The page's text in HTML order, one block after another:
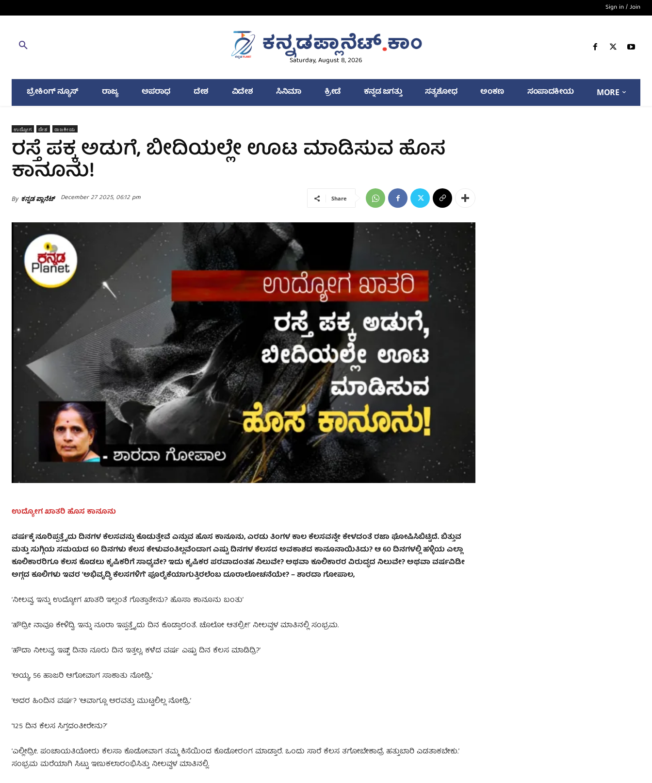
Sign in / Join
Saturday, August 8, 2026
ಬ್ರೇಕಿಂಗ್ ನ್ಯೂಸ್ ರಾಜ್ಯ ಅಪರಾಧ ದೇಶ ವಿದೇಶ ಸಿನಿಮಾ ಕ್ರೀಡೆ ಕನ್ನಡ ಜಗತ್ತು ಸತ್ಯಶೋಧ ಅಂಕಣ ಸಂಪಾದಕೀಯ MORE
ಉದ್ಯೋಗ ದೇಶ ರಾಜಕೀಯ
ರಸ್ತೆ ಪಕ್ಕ ಅಡುಗೆ, ಬೀದಿಯಲ್ಲೇ ಊಟ ಮಾಡಿಸುವ ಹೊಸ
ಕಾನೂನು!
By ಕನ್ನಡ ಪ್ಲಾನೆಟ್ December 27 2025, 06:12 pm Share
ಉದ್ಯೋಗ ಖಾತರಿ ಹೊಸ ಕಾನೂನು
ವರ್ಷಕ್ಕೆ ನೂರಿಪ್ಪತ್ತೈದು ದಿನಗಳ ಕೆಲಸವನ್ನು ಕೊಡುತ್ತೇವೆ ಎನ್ನುವ ಹೊಸ ಕಾನೂನು, ಎರಡು ತಿಂಗಳ ಕಾಲ ಕೆಲಸವನ್ನೇ ಕೇಳದಂತೆ ರಜಾ ಘೋಷಿಸಿಬಿಟ್ಟಿದೆ. ಬಿತ್ತುವ
ಮತ್ತು ಸುಗ್ಗಿಯ ಸಮಯದ 60 ದಿನಗಳು ಕೆಲಸ ಕೇಳುವಂತಿಲ್ಲವೆಂದಾಗ ಎಷ್ಟು ದಿನಗಳ ಕೆಲಸದ ಅವಕಾಶದ ಕಾನೂನಾಯಿತಿದು? ಆ 60 ದಿನಗಳಲ್ಲಿ ಹಳ್ಳಿಯ ಎಲ್ಲಾ
ಕೂಲಿಕಾರರಿಗೂ ಕೆಲಸ ಕೊಡಲು ಕೃಷಿಕರಿಗೆ ಸಾಧ್ಯವೇ? ಇದು ಕೃಷಿಕರ ಪರವಾದಂತಹ ನಿಲುವೇ? ಅಥವಾ ಕೂಲಿಕಾರರ ವಿರುದ್ಧದ ನಿಲುವೇ? ಅಥವಾ ವರ್ಷವಿಡೀ
ಅಗ್ಗದ ಕೂಲಿಗಳು ಇವರʻಅಭಿವೃದ್ಧಿ ಕೆಲಸಗಳಿಗೆʼಪೂರೈಕೆಯಾಗುತ್ತಿರಲೆಂಬ ದೂರಾಲೋಚನೆಯೇ?–ಶಾರದಾ ಗೋಪಾಲ,
ʻನೀಲವ್ವ, ಇನ್ನು ಉದ್ಯೋಗ ಖಾತರಿ ಇಲ್ಲಂತೆ ಗೊತ್ತಾತೇನು? ಹೊಸಾ ಕಾನೂನು ಬಂತುʼ
ʻಹೌದ್ರೀ ನಾವೂ ಕೇಳಿದ್ವಿ. ಇನ್ನು ನೂರಾ ಇಪ್ಪತ್ತೈದು ದಿನ ಕೊಡ್ತಾರಂತೆ. ಚೊಲೋ ಆತಲ್ರೀ!ʼ ನೀಲವ್ವಳ ಮಾತಿನಲ್ಲಿ ಸಂಭ್ರಮ.
ʻಹೌದಾ ನೀಲವ್ವ, ಇಷ್ಟ್‌ ದಿನಾ ನೂರು ದಿನ ಇತ್ತಲ್ಲ, ಕಳೆದ ವರ್ಷ ಎಷ್ಟು ದಿನ ಕೆಲಸ ಮಾಡಿದ್ರಿ?ʼ
ʻಅಯ್ಯ, 56 ಹಾಜರಿ ಆಗೋವಾಗ ಸಾಕಾತು ನೋಡ್ರಿ.ʼ
ʻಅದರ ಹಿಂದಿನ ವರ್ಷ? ʻಆವಾಗ್ಲೂ ಅರವತ್ತು ಮುಟ್ಟಲಿಲ್ಲ ನೋಡ್ರಿ.ʼ
ʻ125 ದಿನ ಕೆಲಸ ಸಿಗ್ತದಂತೀರೇನು?ʼ
ʻಎಲ್ಲೀದ್ರೀ. ಪಂಚಾಯತಿಯೋರು ಕೆಲಸಾ ಕೊಡೋವಾಗ ತಮ್ಮ ಕಿಸೆಯಿಂದ ಕೊಡೋರಂಗ ಮಾಡ್ತಾರೆ. ಒಂದು ಸಾರೆ ಕೆಲಸ ತಗೋಬೇಕಾದ್ರೆ ಹತ್ತುಬಾರಿ ಎಡತಾಕಬೇಕು.ʼ
ಸಂಭ್ರಮ ಮರೆಯಾಗಿ ಸಿಟ್ಟು ಇಣುಕಲಾರಂಭಿಸಿತ್ತು ನೀಲವ್ವಳ ಮಾತಿನಲ್ಲಿ.